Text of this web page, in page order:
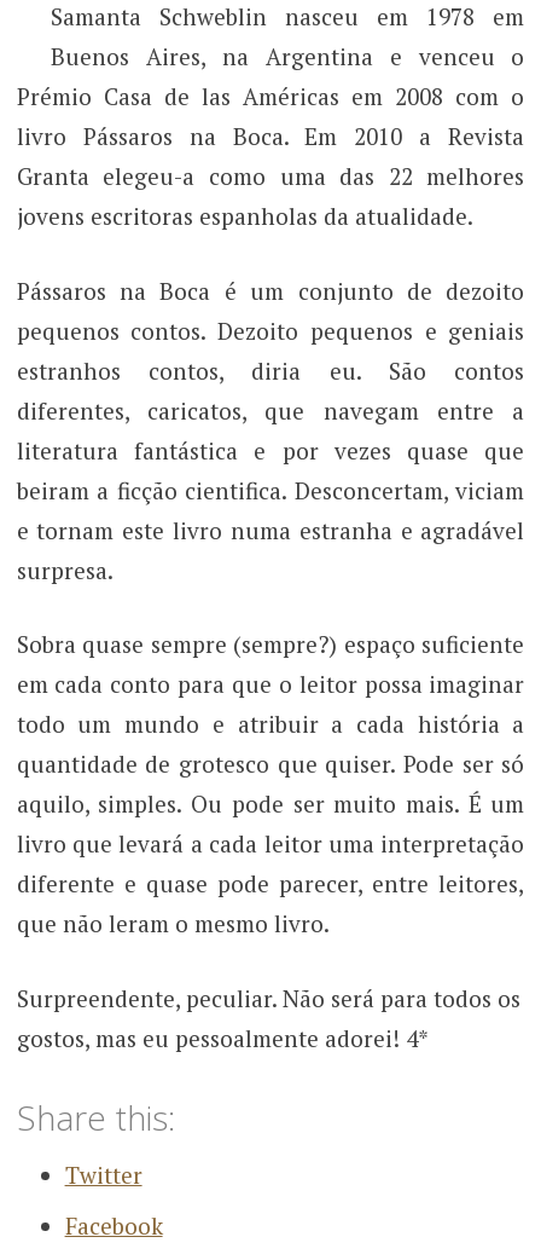
Samanta Schweblin nasceu em 1978 em
Buenos Aires, na Argentina e venceu o
Prémio Casa de las Américas em 2008 com o
livro Pássaros na Boca. Em 2010 a Revista
Granta elegeu-a como uma das 22 melhores
jovens escritoras espanholas da atualidade.
Pássaros na Boca é um conjunto de dezoito
pequenos contos. Dezoito pequenos e geniais
estranhos contos, diria eu. São contos
diferentes, caricatos, que navegam entre a
literatura fantástica e por vezes quase que
beiram a ficção cientifica. Desconcertam, viciam
e tornam este livro numa estranha e agradável
surpresa.
Sobra quase sempre (sempre?) espaço suficiente
em cada conto para que o leitor possa imaginar
todo um mundo e atribuir a cada história a
quantidade de grotesco que quiser. Pode ser só
aquilo, simples. Ou pode ser muito mais. É um
livro que levará a cada leitor uma interpretação
diferente e quase pode parecer, entre leitores,
que não leram o mesmo livro.
Surpreendente, peculiar. Não será para todos os
gostos, mas eu pessoalmente adorei! 4*
Share this:
Twitter
Facebook